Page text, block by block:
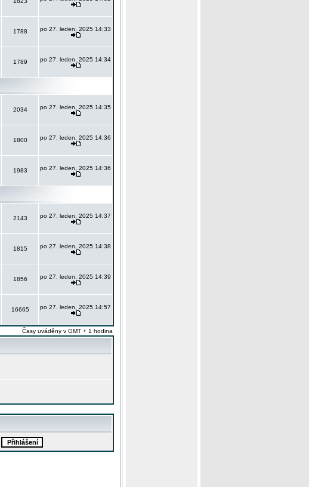
1788 po 27. leden, 2025 14:33
1789 po 27. leden, 2025 14:34
2034 po 27. leden, 2025 14:35
1800 po 27. leden, 2025 14:36
1983 po 27. leden, 2025 14:36
2143 po 27. leden, 2025 14:37
1815 po 27. leden, 2025 14:38
1856 po 27. leden, 2025 14:39
16665 po 27. leden, 2025 14:57
Časy uváděny v GMT + 1 hodina